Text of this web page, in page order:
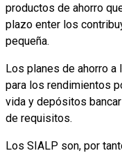
productos de ahorro
plazo enter los
pequeña.
Los planes de ahorro a
para los rendimientos
vida y depósitos
de requisitos.
Los SIALP son, por